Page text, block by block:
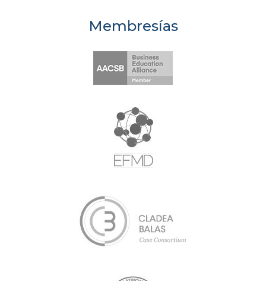
Membresías